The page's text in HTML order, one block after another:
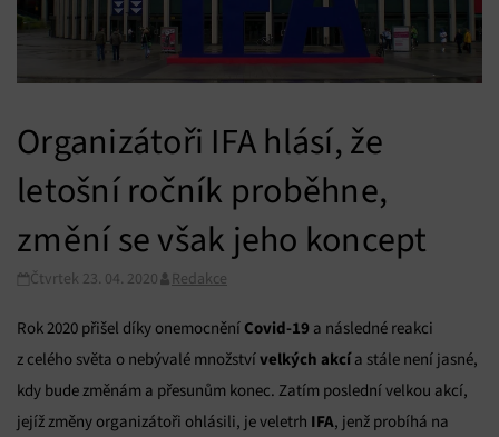
Organizátoři IFA hlásí, že
letošní ročník proběhne,
změní se však jeho koncept
Čtvrtek 23. 04. 2020 Redakce
Rok 2020 přišel díky onemocnění Covid-19 a následné reakci
z celého světa o nebývalé množstvívelkých akcía stále není jasné,
kdy bude změnám a přesunům konec. Zatím poslední velkou akcí,
jejíž změny organizátoři ohlásili, je veletrh IFA, jenž probíhá na